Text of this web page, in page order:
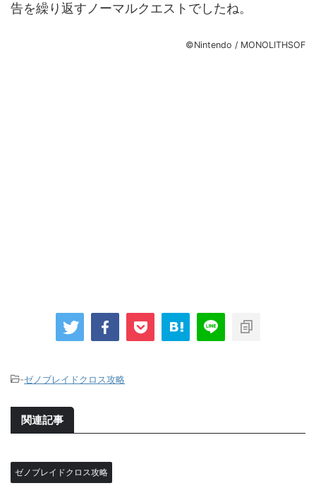
告を繰り返すノーマルクエストでしたね。
©Nintendo / MONOLITHSOF
-ゼノブレイドクロス攻略
関連記事
ゼノブレイドクロス攻略